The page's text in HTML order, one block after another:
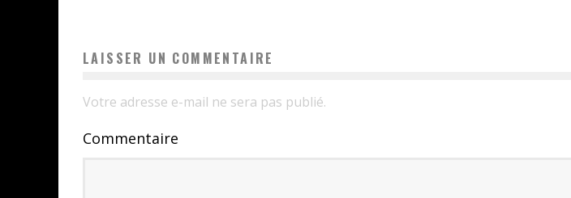
LAISSER UN COMMENTAIRE
Votre adresse e-mail ne sera pas publié.
Commentaire